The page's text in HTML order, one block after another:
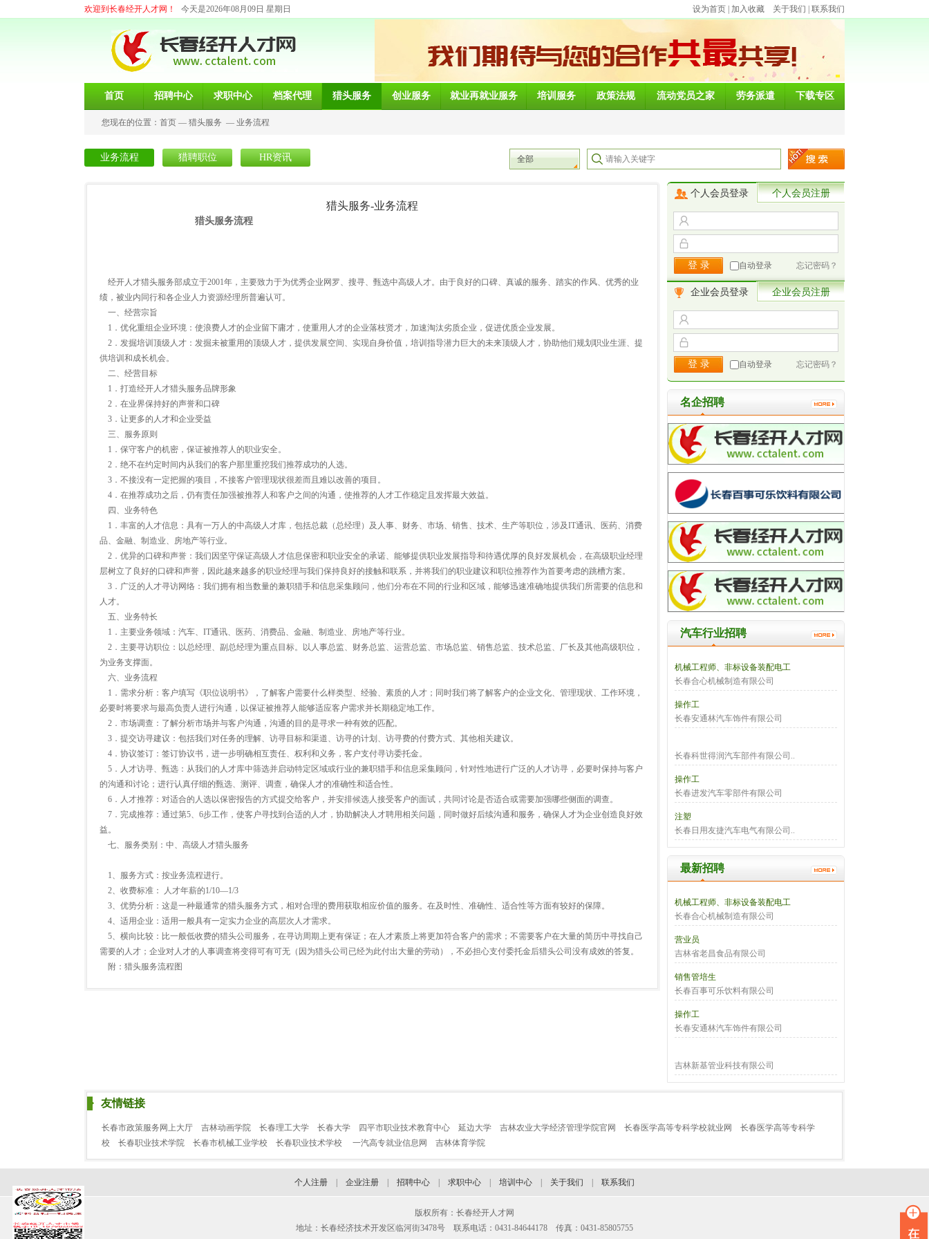
欢迎到长春经开人才网！ 今天是2026年08月09日 星期日 设为首页 加入收藏 关于我们 联系我们
首页 招聘中心 求职中心 档案代理 猎头服务 创业服务 就业再就业服务 培训服务 政策法规 流动党员之家 劳务派遣 下载专区
您现在的位置： 首页 — 猎头服务 — 业务流程
业务流程 猎聘职位 HR资讯 全部
猎头服务-业务流程
猎头服务流程
经开人才猎头服务部成立于2001年，主要致力于为优秀企业网罗、搜寻、甄选中高级人才。由于良好的口碑、真诚的服务、踏实的作风、优秀的业
绩，被业内同行和各企业人力资源经理所普遍认可。
一、经营宗旨
1．优化重组企业环境：使浪费人才的企业留下庸才，使重用人才的企业落枝贤才，加速淘汰劣质企业，促进优质企业发展。
2．发掘培训顶级人才：发掘未被重用的顶级人才，提供发展空间、实现自身价值，培训指导潜力巨大的未来顶级人才，协助他们规划职业生涯、提
供培训和成长机会。
二、经营目标
1．打造经开人才猎头服务品牌形象
2．在业界保持好的声誉和口碑
3．让更多的人才和企业受益
三、服务原则
1．保守客户的机密，保证被推荐人的职业安全。
2．绝不在约定时间内从我们的客户那里重挖我们推荐成功的人选。
3．不接没有一定把握的项目，不接客户管理现状很差而且难以改善的项目。
4．在推荐成功之后，仍有责任加强被推荐人和客户之间的沟通，使推荐的人才工作稳定且发挥最大效益。
四、业务特色
1．丰富的人才信息：具有一万人的中高级人才库，包括总裁（总经理）及人事、财务、市场、销售、技术、生产等职位，涉及IT通讯、医药、消费
品、金融、制造业、房地产等行业。
2．优异的口碑和声誉：我们因坚守保证高级人才信息保密和职业安全的承诺、能够提供职业发展指导和待遇优厚的良好发展机会，在高级职业经理
层树立了良好的口碑和声誉，因此越来越多的职业经理与我们保持良好的接触和联系，并将我们的职业建议和职位推荐作为首要考虑的跳槽方案。
3．广泛的人才寻访网络：我们拥有相当数量的兼职猎手和信息采集顾问，他们分布在不同的行业和区域，能够迅速准确地提供我们所需要的信息和
人才。
五、业务特长
1．主要业务领域：汽车、IT通讯、医药、消费品、金融、制造业、房地产等行业。
2．主要寻访职位：以总经理、副总经理为重点目标。以人事总监、财务总监、运营总监、市场总监、销售总监、技术总监、厂长及其他高级职位，
为业务支撑面。
六、业务流程
1．需求分析：客户填写《职位说明书》，了解客户需要什么样类型、经验、素质的人才；同时我们将了解客户的企业文化、管理现状、工作环境，
必要时将要求与最高负责人进行沟通，以保证被推荐人能够适应客户需求并长期稳定地工作。
2．市场调查：了解分析市场并与客户沟通，沟通的目的是寻求一种有效的匹配。
3．提交访寻建议：包括我们对任务的理解、访寻目标和渠道、访寻的计划、访寻费的付费方式、其他相关建议。
4．协议签订：签订协议书，进一步明确相互责任、权利和义务，客户支付寻访委托金。
5．人才访寻、甄选：从我们的人才库中筛选并启动特定区域或行业的兼职猎手和信息采集顾问，针对性地进行广泛的人才访寻，必要时保持与客户
的沟通和讨论；进行认真仔细的甄选、测评、调查，确保人才的准确性和适合性。
6．人才推荐：对适合的人选以保密报告的方式提交给客户，并安排候选人接受客户的面试，共同讨论是否适合或需要加强哪些侧面的调查。
7．完成推荐：通过第5、6步工作，使客户寻找到合适的人才，协助解决人才聘用相关问题，同时做好后续沟通和服务，确保人才为企业创造良好效
益。
七、服务类别：中、高级人才猎头服务
1、服务方式：按业务流程进行。
2、收费标准： 人才年薪的1/10—1/3
3、优势分析：这是一种最通常的猎头服务方式，相对合理的费用获取相应价值的服务。在及时性、准确性、适合性等方面有较好的保障。
4、适用企业：适用一般具有一定实力企业的高层次人才需求。
5、横向比较：比一般低收费的猎头公司服务，在寻访周期上更有保证；在人才素质上将更加符合客户的需求；不需要客户在大量的简历中寻找自己
需要的人才；企业对人才的人事调查将变得可有可无（因为猎头公司已经为此付出大量的劳动），不必担心支付委托金后猎头公司没有成效的答复。
附：猎头服务流程图
个人会员登录 个人会员注册
自动登录 忘记密码？
企业会员登录 企业会员注册
自动登录 忘记密码？
名企招聘
汽车行业招聘
机械工程师、非标设备装配电工
长春合心机械制造有限公司
操作工
长春安通林汽车饰件有限公司
长春科世得润汽车部件有限公司..
操作工
长春进发汽车零部件有限公司
注塑
长春日用友捷汽车电气有限公司..
最新招聘
机械工程师、非标设备装配电工
长春合心机械制造有限公司
营业员
吉林省老昌食品有限公司
销售管培生
长春百事可乐饮料有限公司
操作工
长春安通林汽车饰件有限公司
吉林新基管业科技有限公司
友情链接
长春市政策服务网上大厅 吉林动画学院 长春理工大学 长春大学 四平市职业技术教育中心 延边大学 吉林农业大学经济管理学院官网 长春医学高等专科学校就业网
长春医学高等专科学
校
长春职业技术学院 长春市机械工业学校 长春职业技术学校 一汽高专就业信息网 吉林体育学院
个人注册 企业注册 招聘中心 求职中心 培训中心 关于我们 联系我们
版权所有：长春经开人才网
地址：长春经济技术开发区临河街3478号 联系电话：0431-84644178 传真：0431-85805755